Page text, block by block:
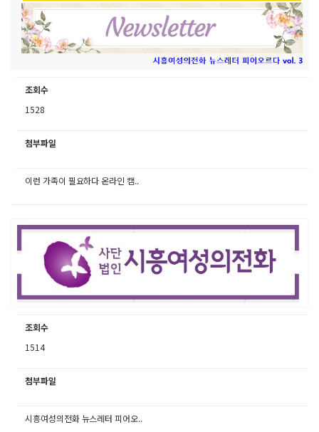
조회수
1528
첨부파일
이런 가족이 필요하다 온라인 캠..
조회수
1514
첨부파일
시흥여성의전화 뉴스레터 피어오..